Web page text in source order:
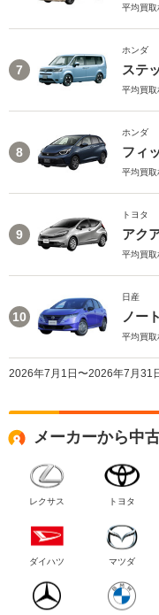
平均買取
7
ホンダ
ステ
平均買取
8
ホンダ
フィ
平均買取
9
トヨタ
アク
平均買取
10
日産
ノート
平均買取
2026年7月1日〜2026年7月31
メーカーから中
レクサス トヨタ
ダイハツ マツダ